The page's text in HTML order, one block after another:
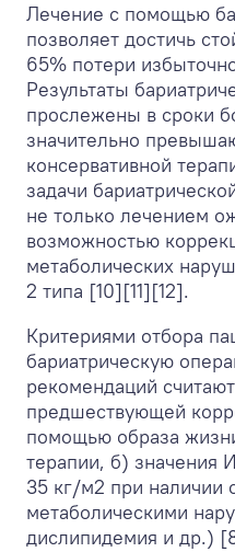
Лечение с помощью
позволяет достичь
65% потери
Результаты
прослежены в сроки
значительно
консервативной
задачи
не только лечением
возможностью
метаболических
2 типа [10][11][12].
Критериями отбора
бариатрическую
рекомендаций
предшествующей
помощью образа
терапии, б) значения
35 кг/м2 при наличии
метаболическими
дислипидемия и др.)